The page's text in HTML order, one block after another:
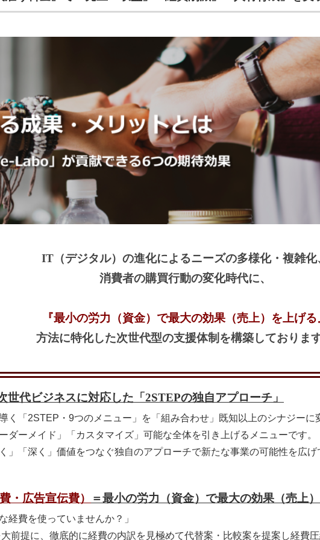
IT（デジタル）の進化によるニーズの多様化・複雑化
消費者の購買行動の変化時代に、
『最小の労力（資金）で最大の効果（売上）を上げる
方法に特化した次世代型の支援体制を構築しておりま
世代ビジネスに対応した「2STEPの独自アプローチ」
く「2STEP・9つのメニュー」を「組み合わせ」既知以上のシナジーに
ダーメイド」「カスタマイズ」可能な全体を引き上げるメニューです。
」「深く」価値をつなぐ独自のアプローチで新たな事業の可能性を広
・広告宣伝費） ＝最小の労力（資金）で最大の効果（売上
経費を使っていませんか？」
前提に、徹底的に経費の内訳を見極めて代替案・比較案を提案し経費